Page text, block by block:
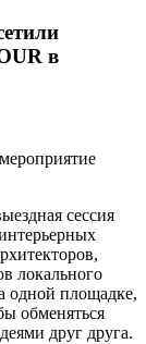
в
сессия
локального
одной площадке,
обменяться
друг друга.